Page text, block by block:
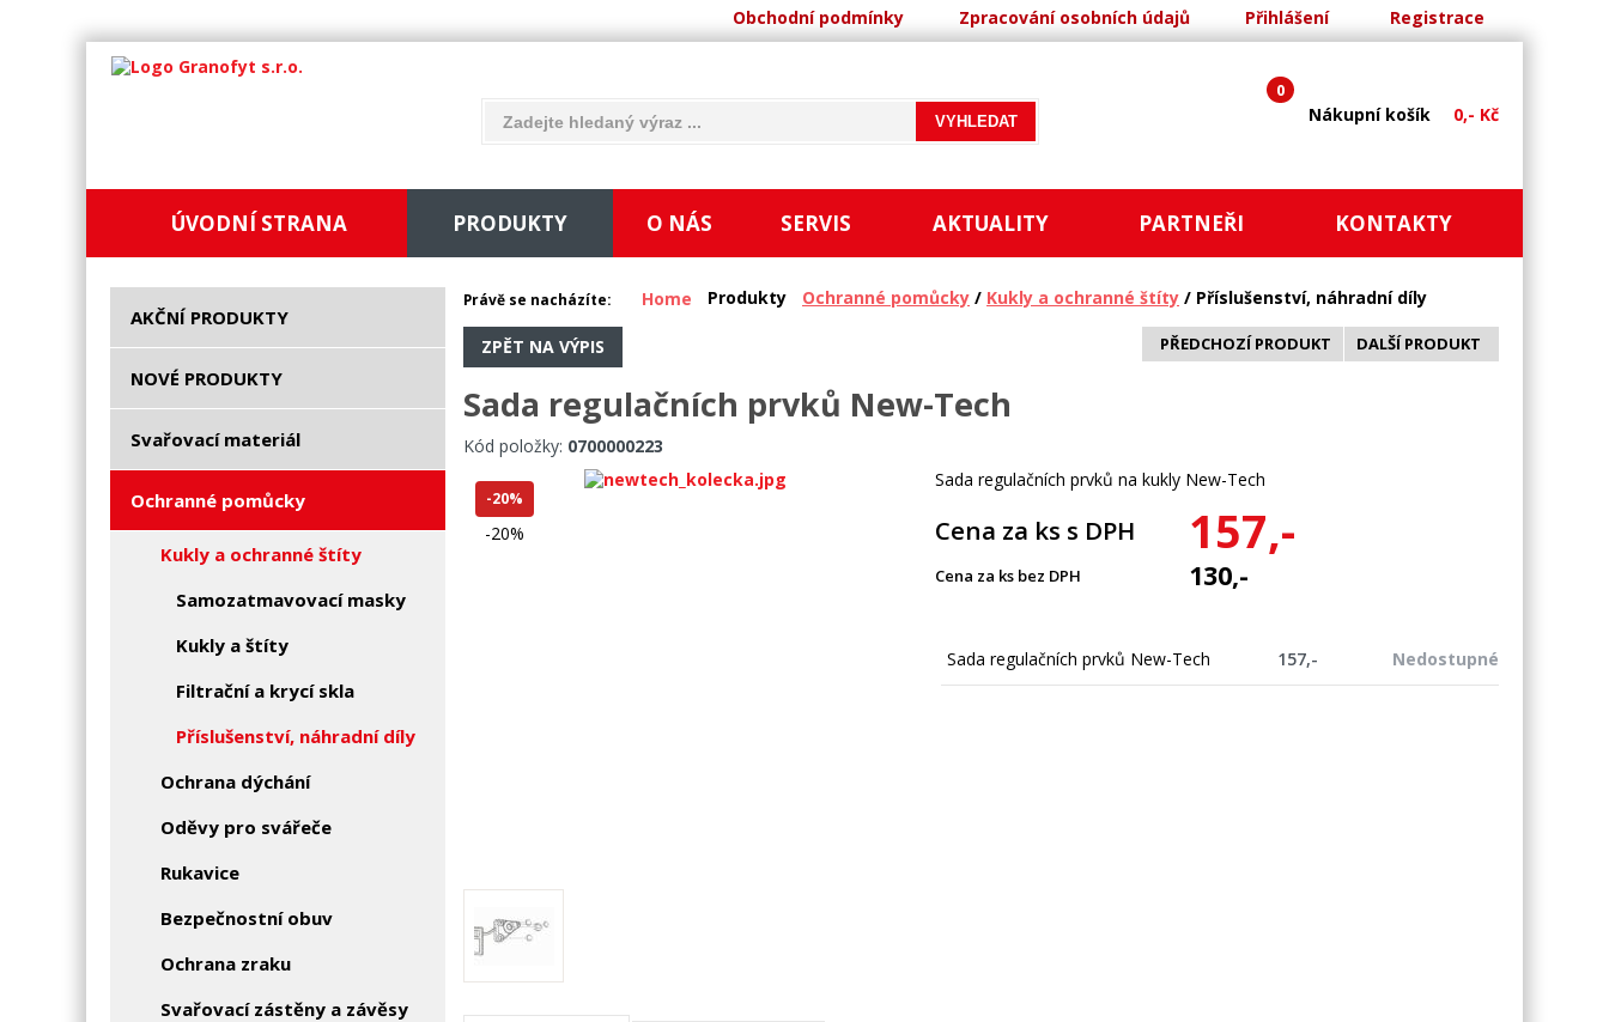
Obchodní podmínky Zpracování osobních údajů Přihlášení Registrace
Nákupní košík 0,- Kč
0
ÚVODNÍ STRANA PRODUKTY O NÁS SERVIS AKTUALITY PARTNEŘI KONTAKTY
AKČNÍ PRODUKTY
NOVÉ PRODUKTY
Svařovací materiál
Ochranné pomůcky
Kukly a ochranné štíty
Samozatmavovací masky
Kukly a štíty
Filtrační a krycí skla
Příslušenství, náhradní díly
Ochrana dýchání
Oděvy pro svářeče
Rukavice
Bezpečnostní obuv
Ochrana zraku
Svařovací zástěny a závěsy
Právě se nacházíte: Home Produkty Ochranné pomůcky / Kukly a ochranné štíty / Příslušenství, náhradní díly
ZPĚT NA VÝPIS DALŠÍ PRODUKT
PŘEDCHOZÍ PRODUKT
Sada regulačních prvků New-Tech
Kód položky: 0700000223
-20%
-20%
Sada regulačních prvků na kukly New-Tech
Cena za ks s DPH 157,-
Cena za ks bez DPH 130,-
Sada regulačních prvků New-Tech 157,- Nedostupné